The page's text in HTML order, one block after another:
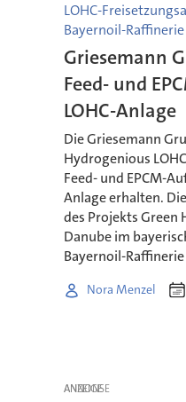
LOHC-
Bayernoil-
Griesemann
Feed- und
LOHC-Anlage
Die Griesemann
Hydrogenious
Feed- und EPCM-
Anlage erhalten.
des Projekts Green
Danube im
Bayernoil-
Nora Menzel
ANZEIGE